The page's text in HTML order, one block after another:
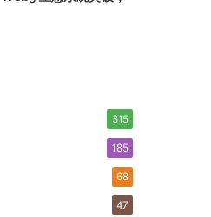
315
185
68
47